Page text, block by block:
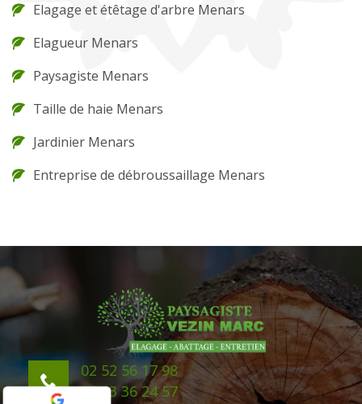
Elagage et étêtage d'arbre Menars
Elagueur Menars
Paysagiste Menars
Taille de haie Menars
Jardinier Menars
Entreprise de débroussaillage Menars
02 52 56 17 98
06 43 36 24 57